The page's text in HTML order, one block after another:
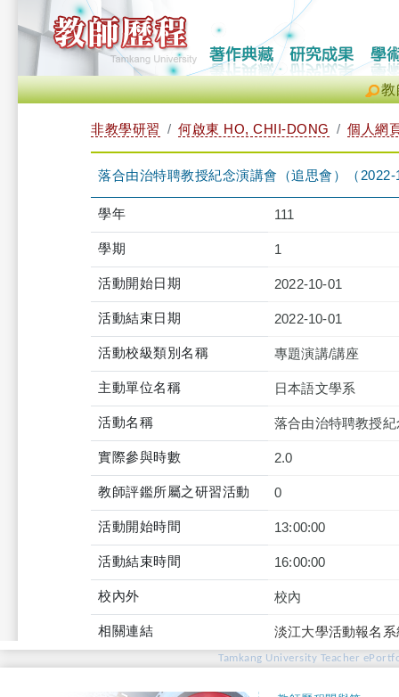
教
非教學研習 何啟東 HO, CHII-DONG 個人網
落合由治特聘教授紀念演講會（追思會）（
學年 111
學期 1
活動開始日期 2022-10-01
活動結束日期 2022-10-01
活動校級類別名稱 專題演講/講座
主動單位名稱 日本語文學系
活動名稱 落合由治特聘教授
實際參與時數 2.0
教師評鑑所屬之研習活動 0
活動開始時間 13:00:00
活動結束時間 16:00:00
校內外 校內
相關連結 淡江大學活動報名
Tamkang University Teacher